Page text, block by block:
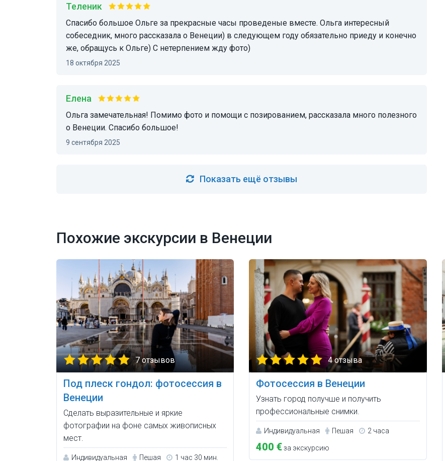
Теленик
Спасибо большое Ольге за прекрасные часы проведеные вместе. Ольга интересный
собеседник, много рассказала о Венеции) в следующем году обязательно приеду и конечно
же, обращусь к Ольге) С нетерпением жду фото)
18 октября 2025
Елена
Ольга замечательная! Помимо фото и помощи с позированием, рассказала много полезного
о Венеции. Спасибо большое!
9 сентября 2025
Показать ещё отзывы
Похожие экскурсии в Венеции
7 отзывов
Под плеск гондол: фотосессия в
Венеции
Сделать выразительные и яркие
фотографии на фоне самых живописных
мест.
Индивидуальная Пешая 1 час 30 мин.
4 отзыва
Фотосессия в Венеции
Узнать город получше и получить
профессиональные снимки.
Индивидуальная Пешая 2 часа
400 €за экскурсию